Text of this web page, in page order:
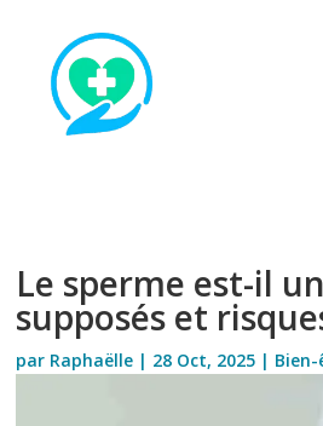
Le sperme est-il
supposés et
par Raphaëlle | 28 Oct, 2025 |